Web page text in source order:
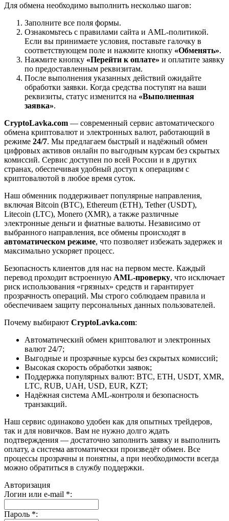
Для обмена необходимо выполнить несколько шагов:
Заполните все поля формы.
Ознакомьтесь с правилами сайта и AML-политикой.
Если вы принимаете условия, поставьте галочку в
соответствующем поле и нажмите кнопку «Обменять».
Нажмите кнопку «Перейти к оплате» и оплатите заявку
по предоставленным реквизитам.
После выполнения указанных действий ожидайте
обработки заявки. Когда средства поступят на ваши
реквизиты, статус изменится на «Выполненная
заявка».
CryptoLavka.com — современный сервис автоматического
обмена криптовалют и электронных валют, работающий в
режиме 24/7. Мы предлагаем быстрый и надёжный обмен
цифровых активов онлайн по выгодным курсам без скрытых
комиссий. Сервис доступен по всей России и в других
странах, обеспечивая удобный доступ к операциям с
криптовалютой в любое время суток.
Наш обменник поддерживает популярные направления,
включая Bitcoin (BTC), Ethereum (ETH), Tether (USDT),
Litecoin (LTC), Monero (XMR), а также различные
электронные деньги и фиатные валюты. Независимо от
выбранного направления, все обмены происходят в
автоматическом режиме, что позволяет избежать задержек и
максимально ускоряет процесс.
Безопасность клиентов для нас на первом месте. Каждый
перевод проходит встроенную AML-проверку, что исключает
риск использования «грязных» средств и гарантирует
прозрачность операций. Мы строго соблюдаем правила и
обеспечиваем защиту персональных данных пользователей.
Почему выбирают CryptoLavka.com:
Автоматический обмен криптовалют и электронных
валют 24/7;
Выгодные и прозрачные курсы без скрытых комиссий;
Высокая скорость обработки заявок;
Поддержка популярных валют: BTC, ETH, USDT, XMR,
LTC, RUB, UAH, USD, EUR, KZT;
Надёжная система AML-контроля и безопасность
транзакций.
Наш сервис одинаково удобен как для опытных трейдеров,
так и для новичков. Вам не нужно долго ждать
подтверждения — достаточно заполнить заявку и выполнить
оплату, а система автоматически произведёт обмен. Все
процессы прозрачны и понятны, а при необходимости всегда
можно обратиться в службу поддержки.
Авторизация
Логин или e-mail *:
Пароль *: